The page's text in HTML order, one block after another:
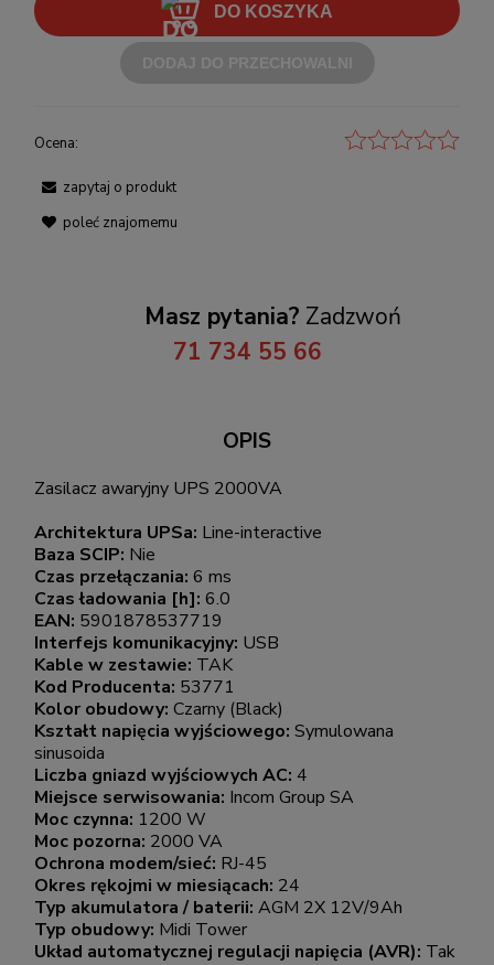
DO KOSZYKA
Ocena:
zapytaj o produkt
poleć znajomemu
Masz pytania? Zadzwoń
71 734 55 66
OPIS
Zasilacz awaryjny UPS 2000VA
Architektura UPSa: Line-interactive
Baza SCIP: Nie
Czas przełączania: 6 ms
Czas ładowania [h]: 6.0
EAN: 5901878537719
Interfejs komunikacyjny: USB
Kable w zestawie: TAK
Kod Producenta: 53771
Kolor obudowy: Czarny (Black)
Kształt napięcia wyjściowego: Symulowana
sinusoida
Liczba gniazd wyjściowych AC: 4
Miejsce serwisowania: Incom Group SA
Moc czynna: 1200 W
Moc pozorna: 2000 VA
Ochrona modem/sieć: RJ-45
Okres rękojmi w miesiącach: 24
Typ akumulatora / baterii: AGM 2X 12V/9Ah
Typ obudowy: Midi Tower
Układ automatycznej regulacji napięcia (AVR): Tak